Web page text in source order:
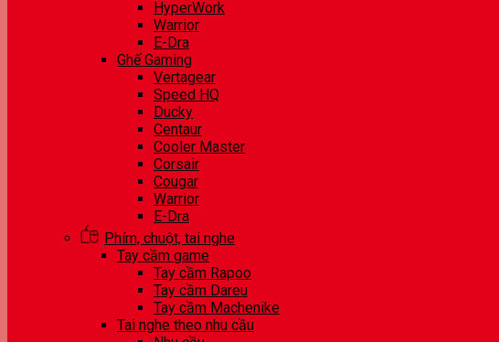
HyperWork
Warrior
E-Dra
Ghế Gaming
Vertagear
Speed HQ
Ducky
Centaur
Cooler Master
Corsair
Cougar
Warrior
E-Dra
Phím, chuột, tai nghe
Tay cầm game
Tay cầm Rapoo
Tay cầm Dareu
Tay cầm Machenike
Tai nghe theo nhu cầu